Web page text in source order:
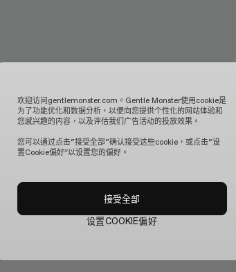
欢迎访问gentlemonster.com。Gentle Monster使用cookie是
为了功能优化和数据分析，以便向您提供个性化的网站体验和
您感兴趣的内容，以及评估我们广告活动的投放效果。
您可以通过点击“接受全部“确认接受这些cookie，或点击“设
置Cookie偏好”以设置您的偏好。
设置COOKIE偏好
接受全部